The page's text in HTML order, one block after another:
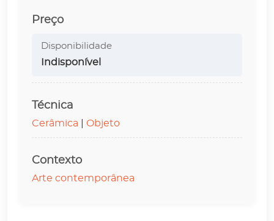
Preço
Disponibilidade
Indisponível
Técnica
Cerâmica Objeto
Contexto
Arte contemporânea